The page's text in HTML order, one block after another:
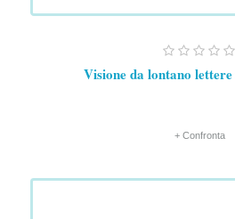
Visione da lontano
+ Confronta